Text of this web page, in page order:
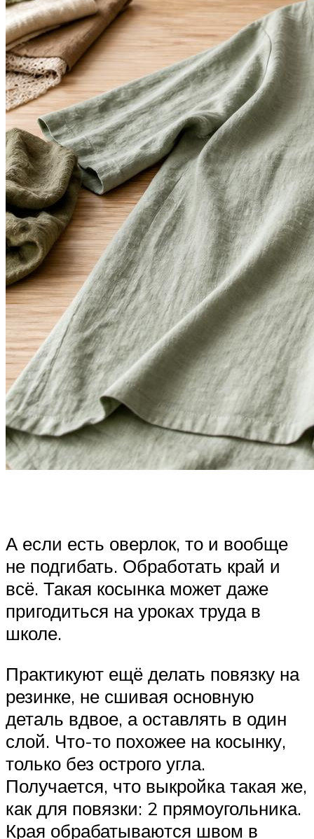
А если есть оверлок, то и вообще
не подгибать. Обработать край и
всё. Такая косынка может даже
пригодиться на уроках труда в
школе.
Практикуют ещё делать повязку на
резинке, не сшивая основную
деталь вдвое, а оставлять в один
слой. Что-то похожее на косынку,
только без острого угла.
Получается, что выкройка такая же,
как для повязки: 2 прямоугольника.
Края обрабатываются швом в